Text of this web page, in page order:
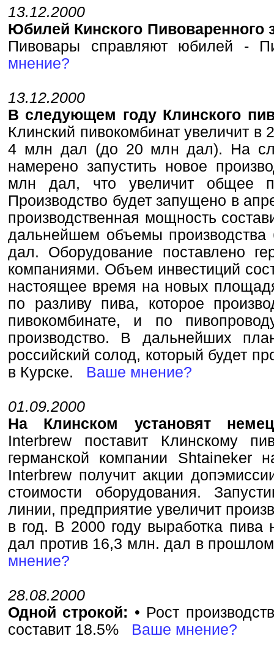
13.12.2000
Юбилей Кинского Пивоваренного
Пивовары справляют юбилей
мнение?
13.12.2000
В следующем году Клинского
Клинский пивокомбинат увеличит в
4 млн дал (до 20 млн дал). На
намерено запустить новое
млн дал, что увеличит общее
Производство будет запущено в
производственная мощность
дальнейшем объемы
дал. Оборудование поставлено
компаниями. Объем инвестиций
настоящее время на новых
по разливу пива, которое
пивокомбинате, и по
производство. В дальнейших
российский солод, который будет
в Курске. Ваше мнение?
01.09.2000
На Клинском установят
Interbrew поставит Клинскому
германской компании Shtaineker
Interbrew получит акции
стоимости оборудования.
линии, предприятие увеличит
в год. В 2000 году выработка пива
дал против 16,3 млн. дал в
мнение?
28.08.2000
Одной строкой: • Рост
составит 18.5% Ваше мнение?